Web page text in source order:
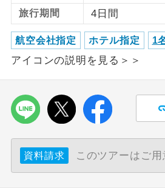
旅行期間 4日間
航空会社指定 ホテル指定 1
アイコンの説明を見る＞＞
資料請求 このツアーはご